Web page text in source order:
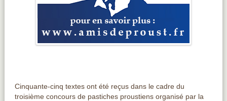
Cinquante-cinq textes ont été reçus dans le cadre du
troisième concours de pastiches proustiens organisé par la